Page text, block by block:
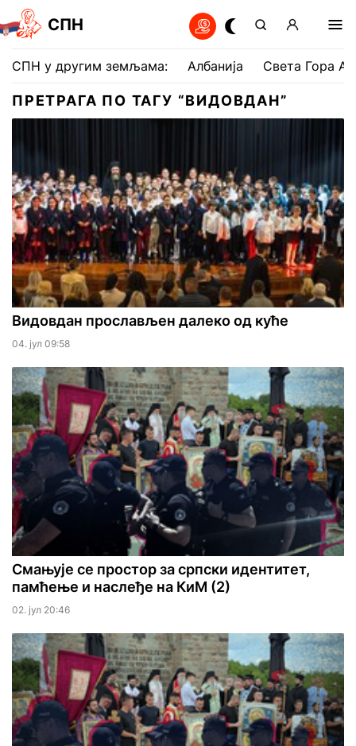
СПН
СПН у другим земљама: Албанија Света Гора
ПРЕТРАГА ПО ТАГУ “ВИДОВДАН”
Видовдан прослављен далеко од куће
04. јул 09:58
Смањује се простор за српски идентитет,
памћење и наслеђе на КиМ (2)
02. јул 20:46